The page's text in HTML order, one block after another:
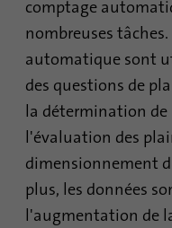
comptage
nombreuses
automatique sont
des questions de
la détermination de
l'évaluation des
dimensionnement
plus, les données
l'augmentation de
Utilisé
peut